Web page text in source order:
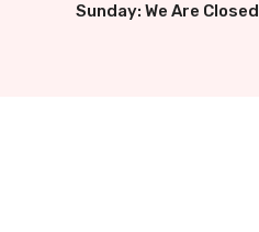
Sunday: We Are Closed